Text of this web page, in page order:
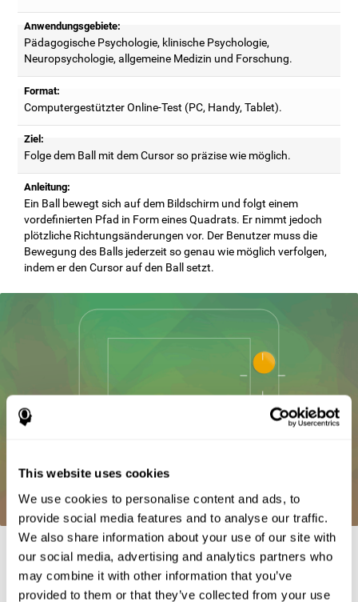
This website uses cookies
We use cookies to personalise content and ads, to
provide social media features and to analyse our traffic.
We also share information about your use of our site with
our social media, advertising and analytics partners who
may combine it with other information that you’ve
provided to them or that they’ve collected from your use
Anwendungsgebiete:
Pädagogische Psychologie, klinische Psychologie,
Neuropsychologie, allgemeine Medizin und Forschung.
Format:
Computergestützter Online-Test (PC, Handy, Tablet).
Ziel:
Folge dem Ball mit dem Cursor so präzise wie möglich.
Anleitung:
Ein Ball bewegt sich auf dem Bildschirm und folgt einem
vordefinierten Pfad in Form eines Quadrats. Er nimmt jedoch
plötzliche Richtungsänderungen vor. Der Benutzer muss die
Bewegung des Balls jederzeit so genau wie möglich verfolgen,
indem er den Cursor auf den Ball setzt.
Referenzen
Whiteside, A. (2002) A synopsis of the Vienna Test System: A
computer aided psychological diagnosis. JOPED, 5 (1), 41–50.